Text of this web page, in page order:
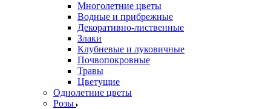
Многолетние цветы
Водные и прибрежные
Декоративно-лиственные
Злаки
Клубневые и луковичные
Почвопокровные
Травы
Цветущие
Однолетние цветы
Розы